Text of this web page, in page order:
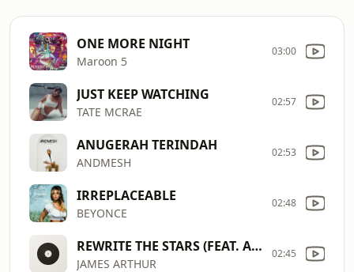
ONE MORE NIGHT
Maroon 5
03:00
JUST KEEP WATCHING
TATE MCRAE
02:57
ANUGERAH TERINDAH
ANDMESH
02:53
IRREPLACEABLE
BEYONCE
02:48
REWRITE THE STARS (FEAT. ANNE
JAMES ARTHUR
02:45